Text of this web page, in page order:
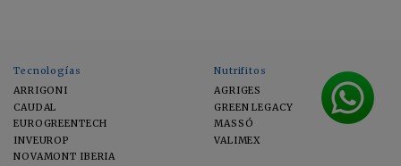
Tecnologías
ARRIGONI
CAUDAL
EUROGREENTECH
INVEUROP
NOVAMONT IBERIA
Nutrifitos
AGRIGES
GREEN LEGACY
MASSÓ
VALIMEX